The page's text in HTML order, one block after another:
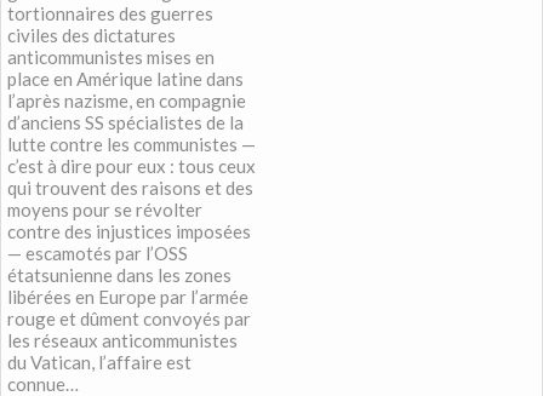
tortionnaires des guerres
civiles des dictatures
anticommunistes mises en
place en Amérique latine dans
l’après nazisme, en compagnie
d’anciens SS spécialistes de la
lutte contre les communistes —
c’est à dire pour eux : tous ceux
qui trouvent des raisons et des
moyens pour se révolter
contre des injustices imposées
— escamotés par l’OSS
étatsunienne dans les zones
libérées en Europe par l’armée
rouge et dûment convoyés par
les réseaux anticommunistes
du Vatican, l’affaire est
connue…